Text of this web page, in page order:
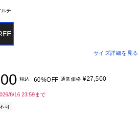
ルチ
サイズ詳細を見る
税込 60%OFF 通常価格 ¥27,500
8/16 23:59まで
可